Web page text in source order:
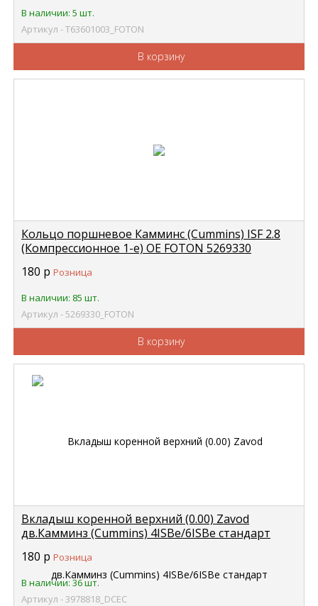
В наличии: 5 шт.
Артикул - Т63601003_FOTON
В корзину
Кольцо поршневое Камминс (Cummins) ISF 2.8
(Компрессионное 1-е) OE FOTON 5269330
180 р Розница
В наличии: 85 шт.
Артикул - 5269330_FOTON
В корзину
Вкладыш коренной верхний (0.00) Zavod
дв.Камминз (Cummins) 4ISBe/6ISBe стандарт
180 р Розница
В наличии: 36 шт.
Артикул - 3978818_DCEC